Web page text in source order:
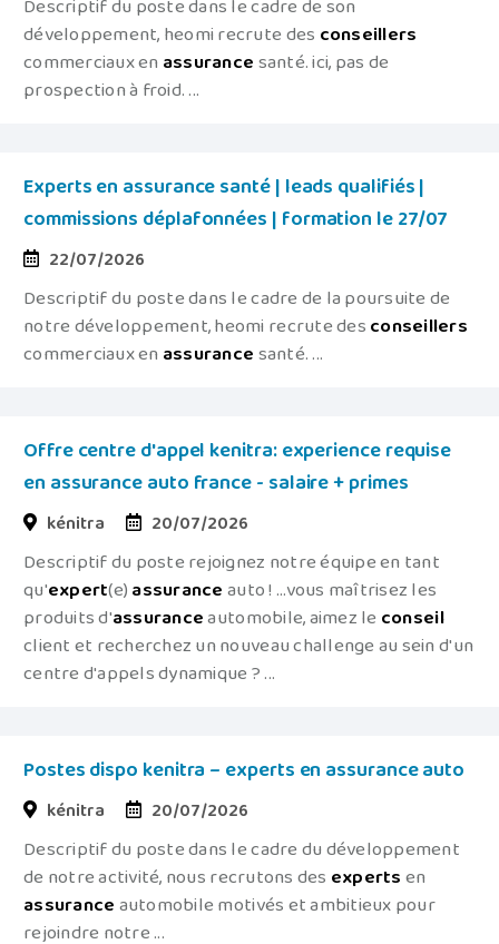
Descriptif du poste dans le cadre de son
développement, heomi recrute des conseillers
commerciaux enassurancesanté. ici, pas de
prospection à froid. ...
Experts en assurance santé | leads qualifiés |
commissions déplafonnées | formation le 27/07
22/07/2026
Descriptif du poste dans le cadre de la poursuite de
notre développement, heomi recrute desconseillers
commerciaux enassurancesanté. ...
Offre centre d'appel kenitra: experience requise
en assurance auto france - salaire + primes
kénitra 20/07/2026
Descriptif du poste rejoignez notre équipe en tant
qu'expert(e)assuranceauto ! ...vous maîtrisez les
produits d'assuranceautomobile, aimez le conseil
client et recherchez un nouveau challenge au sein d'un
centre d'appels dynamique ? ...
Postes dispo kenitra – experts en assurance auto
kénitra 20/07/2026
Descriptif du poste dans le cadre du développement
de notre activité, nous recrutons des expertsen
assuranceautomobile motivés et ambitieux pour
rejoindre notre ...